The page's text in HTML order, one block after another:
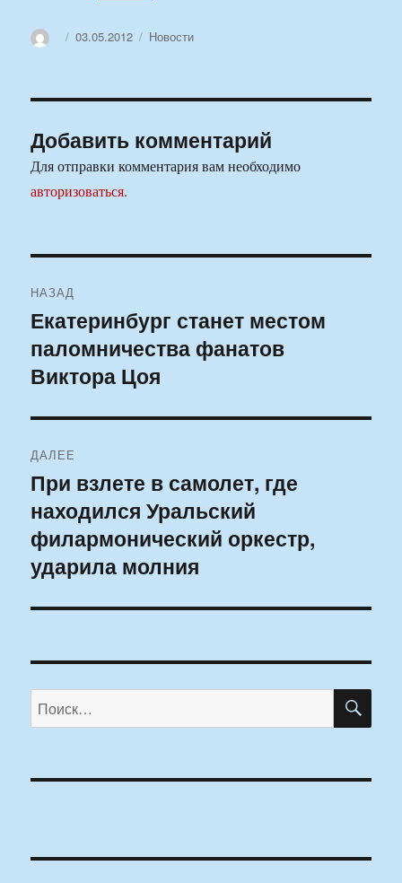
АвторОпубликовано
03.05.2012 Рубрики
Новости
Добавить комментарий
Для отправки комментария вам необходимо
авторизоваться.
по
записям
НАЗАД
Предыдущая
запись:
Екатеринбург станет местом
паломничества фанатов
Виктора Цоя
ДАЛЕЕ
Следующая
запись:
При взлете в самолет, где
находился Уральский
филармонический оркестр,
ударила молния
Искать: